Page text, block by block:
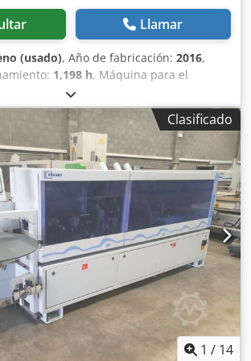
Llamar
(usado), Año de fabricación: 2016,
1,198 h, Máquina para el
Brandt Ambition 1120 c con 2
fresado de juntas, copiado de
de arrastre. Buena máquina para
equipamiento completo. Se puede
la máquina en funcionamiento bajo
borde: aprox. 0,4 – 3 mm Altura de la
40 mm Velocidad de avance: aprox. 8
de protección acústica Soporte de la
de extracción: 1 x 100 mm, 4 x
la tubería representada con un
mm Control Easy-Touch con pantalla a
el manejo de la máquina Se pueden
Unidades: Presión superior, ajuste
y contador SIKO Guía de entrada,
contador SIKO Fresadora de juntas con
afiladas En total, 2 depósitos de
Clasificado
1 / 14